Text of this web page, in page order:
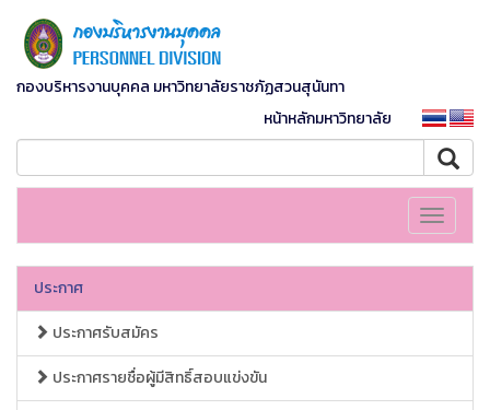
กองบริหารงานบุคคล มหาวิทยาลัยราชภัฏสวนสุนันทา
หน้าหลักมหาวิทยาลัย
Toggle
ประกาศ
ประกาศรับสมัคร
ประกาศรายชื่อผู้มีสิทธิ์สอบแข่งขัน